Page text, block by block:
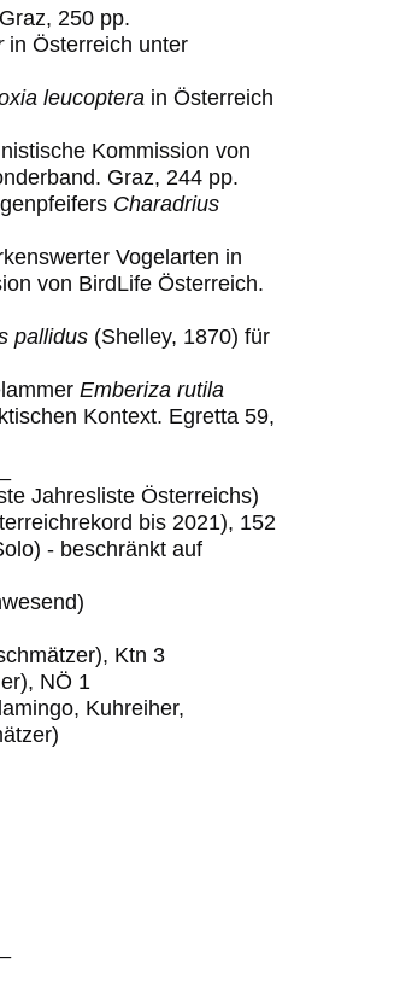
250 pp.
in Österreich unter
leucoptera in Österreich
Kommission von
Graz, 244 pp.
Charadrius
Vogelarten in
von BirdLife Österreich.
pallidus (Shelley, 1870) für
Emberiza rutila
Kontext. Egretta 59,
Jahresliste Österreichs)
bis 2021), 152
- beschränkt auf
Ktn 3
NÖ 1
Kuhreiher,